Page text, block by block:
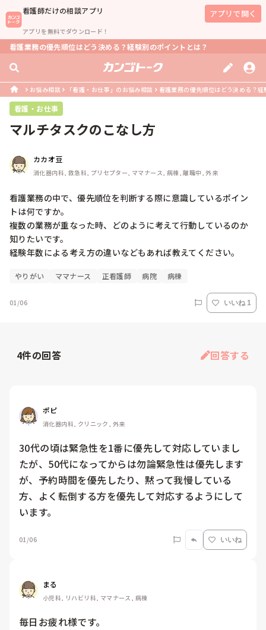
看護師だけの相談アプリ
アプリを無料でダウンロード！
アプリで開く
看護業務の優先順位はどう決める？経験別のポイントとは？
お悩み相談 「看護・お仕事」のお悩み相談 看護業務の優先順位はどう決める？
看護・お仕事
マルチタスクのこなし方
カカオ豆
消化器内科, 救急科, プリセプター, ママナース, 病棟, 離職中, 外来
看護業務の中で、優先順位を判断する際に意識しているポイン
トは何ですか。
複数の業務が重なった時、どのように考えて行動しているのか
知りたいです。
やりがい ママナース 正看護師 病院 病棟
01/06 いいね 1
4件の回答 回答する
ポピ
消化器内科, クリニック, 外来
30代の頃は緊急性を1番に優先して対応していまし
たが、50代になってからは勿論緊急性は優先します
が、予約時間を優先したり、黙って我慢している
方、よく転倒する方を優先して対応するようにして
います。
01/06 いいね
まる
小児科, リハビリ科, ママナース, 病棟
毎日お疲れ様です。